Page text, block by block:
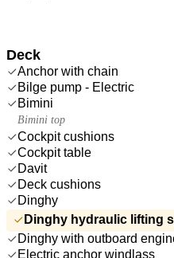
Deck
Anchor with chain
Bilge pump - Electric
Bimini
Bimini top
Cockpit cushions
Cockpit table
Davit
Deck cushions
Dinghy
Dinghy hydraulic lifting
Dinghy with outboard
Electric anchor windlass